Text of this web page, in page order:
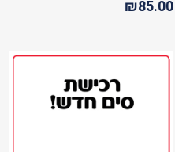
₪85.00